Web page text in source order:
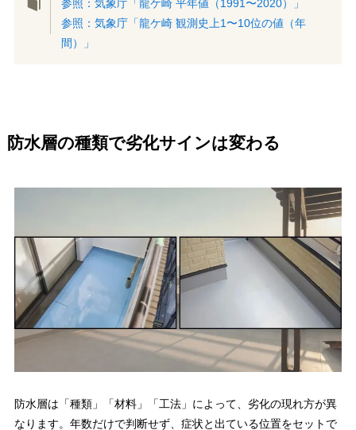
参照：気象庁「龍ケ崎 平年値（1991〜2020）」
参照：気象庁「龍ケ崎 観測史上1〜10位の値（年
間）」
防水層の種類で劣化サインは変わる
防水層は「種類」「材料」「工法」によって、劣化の現れ方が異
なります。年数だけで判断せず、症状と出ている位置をセットで